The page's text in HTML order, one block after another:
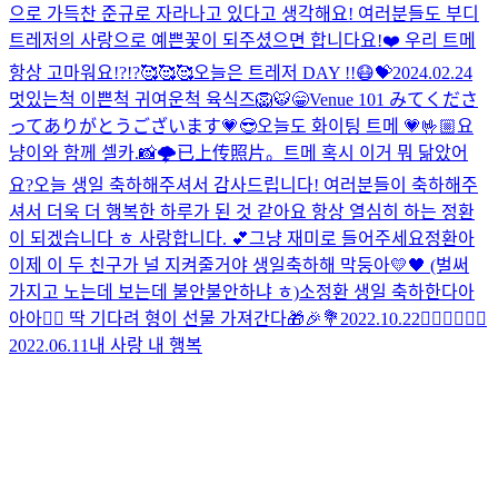
으로 가득찬 준규로 자라나고 있다고 생각해요! 여러분들도 부디
트레저의 사랑으로 예쁜꽃이 되주셨으면 합니다요!❤️ 우리 트메
항상 고마워요!?!?🥰🥰🥰오늘은 트레저 DAY !!😷💝2024.02.24
멋있는척 이쁜척 귀여운척 육식즈🦁🐯😁Venue 101 みてくださ
ってありがとうございます💗😎오늘도 화이팅 트메 💗🤟🏼 요
냥이와 함께 셀카.📸🌩已上传照片。
트메 혹시 이거 뭐 닮았어
요?오늘 생일 축하해주셔서 감사드립니다! 여러분들이 축하해주
셔서 더욱 더 행복한 하루가 된 것 같아요 항상 열심히 하는 정환
이 되겠습니다 ㅎ 사랑합니다. 💕그냥 재미로 들어주세요정환아
이제 이 두 친구가 널 지켜줄거야 생일축하해 막둥아💛🖤 (벌써
가지고 노는데 보는데 불안불안하냐 ㅎ)소정환 생일 축하한다아
아아❤️‍🔥 딱 기다려 형이 선물 가져간다🎁🎉💐 2022.10.22❤️‍🔥❤️‍🔥❤️‍🔥
2022.06.11 내 사랑 내 행복